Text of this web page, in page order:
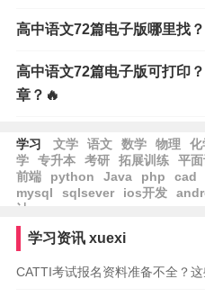
高中语文72篇电子版哪里找
高中语文72篇电子版可打印
章？🔥
学习 文学 语文 数学 物理 化
学
专升本 考研 拓展训练 平
前端
python Java php cad
mysql
sqlsever ios开发
计
学习资讯 xuexi
CATTI考试报名资料准备不全？